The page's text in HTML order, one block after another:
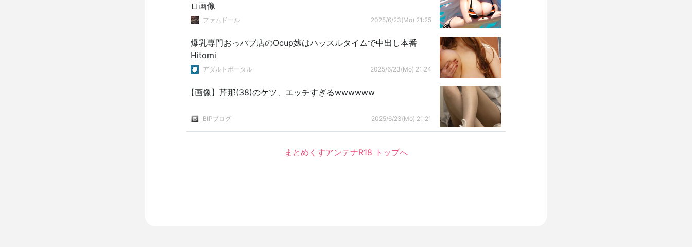
ロ画像
ファムドール 2025/6/23(Mo) 21:25
爆乳専門おっパブ店のOcup嬢はハッスルタイムで中出し本番
Hitomi
アダルトポータル 2025/6/23(Mo) 21:24
【画像】芹那(38)のケツ、エッチすぎるwwwwww
BIPブログ 2025/6/23(Mo) 21:21
まとめくすアンテナR18 トップへ